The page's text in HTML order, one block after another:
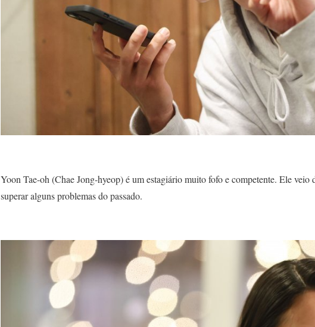
Yoon Tae-oh (Chae Jong-hyeop) é um estagiário muito fofo e competente. Ele veio
superar alguns problemas do passado.